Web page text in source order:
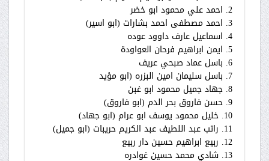
2. احمد علي محمود ابو خضر
3. احمد مصطفى احمد بشارات (ابو اسير)
4. اسماعيل عارف داوود عوده
5. ايمن ابراهيم فرحان العواودة
6. باسل عماد صبحي عريف
7. باسل سليمان امين البزره (ابو مؤيد
8. جهاد جميل محمود ابو غبن
9. حسن فاروق بحر الدم (ابو فاروق)
10. خليل محمود يوسف ابو عرام (ابو جهاد)
11. راتب عبد اللطيف عبد الكريم حريبات (ابو جميل)
12. ربيع ابراهيم حسين دار ربيع
13. شادي محمد حسين غوادره